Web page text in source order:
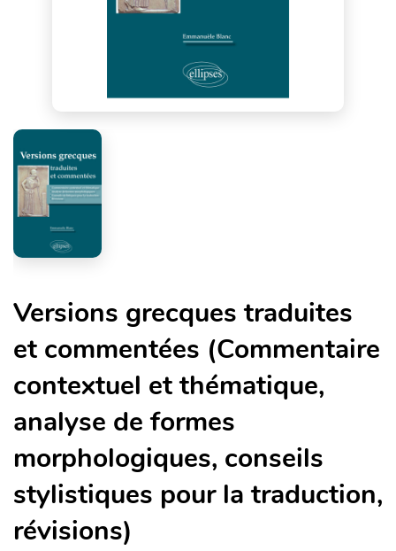
Versions grecques traduites
et commentées (Commentaire
contextuel et thématique,
analyse de formes
morphologiques, conseils
stylistiques pour la traduction,
révisions)